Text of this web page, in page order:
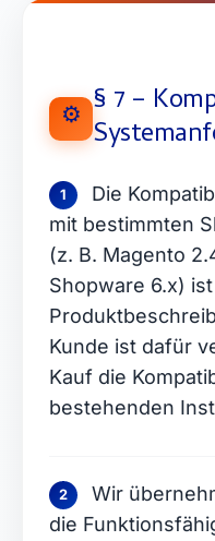
⚙️ § 7 –
1
Die
mit bestimmten
(z. B. Magento
Shopware 6.x)
Kunde ist dafür
Kauf die
bestehenden
2
Wir
die